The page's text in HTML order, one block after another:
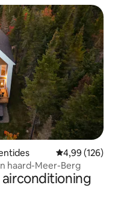
Gemiddelde
4,99 (126)
haard-Meer-Berg